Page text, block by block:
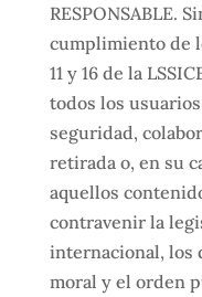
RESPONSABLE.
cumplimiento de
11 y 16 de la
todos los
seguridad,
retirada o, en su
aquellos
contravenir la
internacional, los
moral y el orden